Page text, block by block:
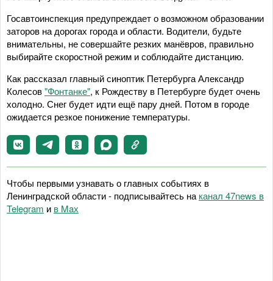
Госавтоинспекция предупреждает о возможном образовании
заторов на дорогах города и области. Водители, будьте
внимательны, не совершайте резких манёвров, правильно
выбирайте скоростной режим и соблюдайте дистанцию.
Как рассказал главный синоптик Петербурга Александр
Колесов"Фонтанке", к Рождеству в Петербурге будет очень
холодно. Снег будет идти ещё пару дней. Потом в городе
ожидается резкое понижение температуры.
Чтобы первыми узнавать о главных событиях в
Ленинградской области - подписывайтесь на канал 47news в
Telegram и в Maх